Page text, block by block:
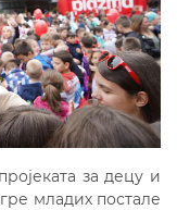
за децу и
младих постале